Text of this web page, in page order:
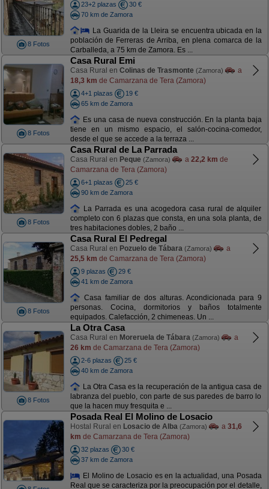
8 Fotos
23+2 plazas
30 €
70 km de Zamora
La Guarida de la Lleira se encuentra ubicada en la
población de Ferreras de Arriba, en plena comarca de la
Carballeda, a 75 km de Zamora. Es ...
8 Fotos
Casa Rural Emi
Casa Rural en Colinas de Trasmonte (Zamora)
a
18,3 km de Camarzana de Tera (Zamora)
4+1 plazas
19 €
65 km de Zamora
Es una casa de nueva construcción. En la planta baja
tiene en un mismo espacio, el salón-cocina-comedor,
desde el que se accede a la terraza ...
8 Fotos
Casa Rural de La Parrada
Casa Rural en Peque (Zamora) a 22,2 km de
Camarzana de Tera (Zamora)
6+1 plazas
25 €
90 km de Zamora
La Parrada es una acogedora casa rural de alquiler
completo con 6 plazas que consta, en una sola planta, de
tres habitaciones dobles, 2 baño ...
8 Fotos
Casa Rural El Pedregal
Casa Rural en Pozuelo de Tábara (Zamora)
a
25,5 km de Camarzana de Tera (Zamora)
9 plazas
29 €
41 km de Zamora
Casa familiar de dos alturas. Acondicionada para 9
personas. Cocina, dormitorios y baños totalmente
equipados. Calefacción, 2 chimeneas. Un ...
8 Fotos
La Otra Casa
Casa Rural en Moreruela de Tábara (Zamora)
a
26 km de Camarzana de Tera (Zamora)
2-6 plazas
25 €
40 km de Zamora
La Otra Casa es la recuperación de la antigua casa de
labranza del pueblo, con parte de sus paredes de barro lo
que la hacen muy fresquita e ...
Posada Real El Molino de Losacio
Hostal Rural en Losacio de Alba (Zamora) a 31,6
km de Camarzana de Tera (Zamora)
32 plazas
30 €
37 km de Zamora
El Molino de Losacio es en la actualidad, una Posada
Real que se caracteriza por la preocupación por el detalle,